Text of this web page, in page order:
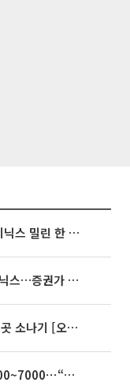
[베스트&워스트] 삼성전자·SK하이닉스 밀린 한 주…상상인증권은 85% 급등
'불안과 기대 사이' 널뛰는 SK하이닉스…증권가 "HBM4·LTA 기반 펀터멘털 견고"
35도 안팎 무더위 이어져…전국 곳곳 소나기 [오늘 날씨]
[주간증시전망] 다음주 코스피 6000~7000⋯“外人 수급은 정책이 변수”